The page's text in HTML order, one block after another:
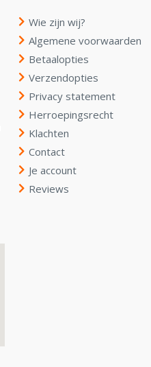
Wie zijn wij?
Algemene voorwaarden
Betaalopties
Verzendopties
Privacy statement
Herroepingsrecht
Klachten
Contact
Je account
Reviews